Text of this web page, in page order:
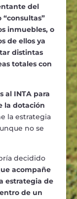
del
inmuebles, o
de ellos ya
distintas
totales con
al INTA para
la dotación
la estrategia
no se
decidido
acompañe
estrategia de
de un